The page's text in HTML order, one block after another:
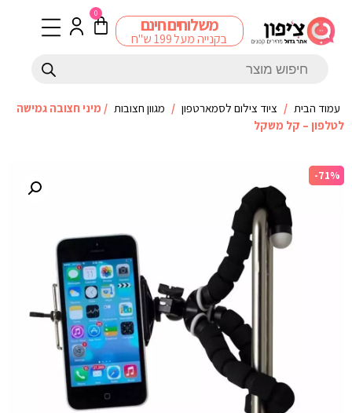
משלוחים חינם
בקנייה מעל 199 ש"ח
0
עמוד הבית / ציוד צילום לסמארטפון / מגוון חצובות / מיני חצובה גמישה
לטלפון – קל משקל
-71%